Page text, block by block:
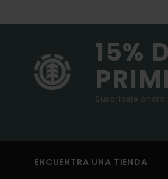
15%
Suscríbete
ENCUENTRA UNA TIENDA